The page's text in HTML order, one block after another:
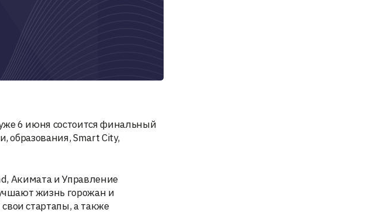
6 июня состоится финальный
образования, Smart City,
Акимата и Управление
жизнь горожан и
стартапы, а также